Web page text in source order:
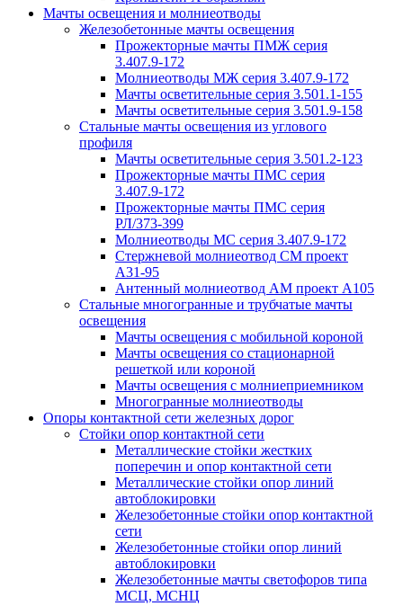
Мачты освещения и молниеотводы
Железобетонные мачты освещения
Прожекторные мачты ПМЖ серия
3.407.9-172
Молниеотводы МЖ серия 3.407.9-172
Мачты осветительные серия 3.501.1-155
Мачты осветительные серия 3.501.9-158
Стальные мачты освещения из углового
профиля
Мачты осветительные серия 3.501.2-123
Прожекторные мачты ПМС серия
3.407.9-172
Прожекторные мачты ПМС серия
РЛ/373-399
Молниеотводы МС серия 3.407.9-172
Стержневой молниеотвод СМ проект
А31-95
Антенный молниеотвод АМ проект А105
Стальные многогранные и трубчатые мачты
освещения
Мачты освещения с мобильной короной
Мачты освещения со стационарной
решеткой или короной
Мачты освещения с молниеприемником
Многогранные молниеотводы
Опоры контактной сети железных дорог
Стойки опор контактной сети
Металлические стойки жестких
поперечин и опор контактной сети
Металлические стойки опор линий
автоблокировки
Железобетонные стойки опор контактной
сети
Железобетонные стойки опор линий
автоблокировки
Железобетонные мачты светофоров типа
МСЦ, МСНЦ